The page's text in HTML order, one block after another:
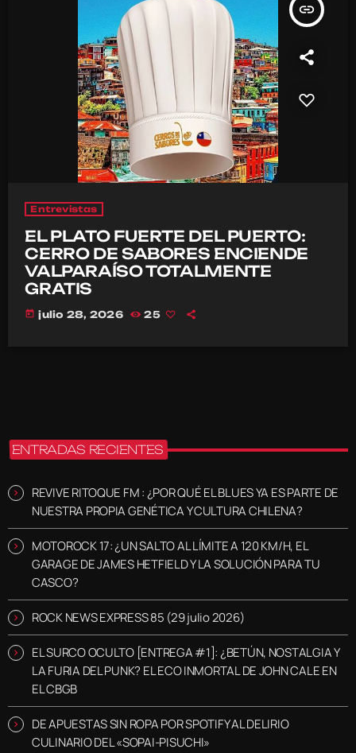
insert_link
Entrevistas
EL PLATO FUERTE DEL PUERTO:
CERRO DE SABORES ENCIENDE
VALPARAÍSO TOTALMENTE
GRATIS
today julio 28, 2026 25
ENTRADAS RECIENTES
REVIVE RITOQUE FM : ¿POR QUÉ EL BLUES YA ES PARTE DE
NUESTRA PROPIA GENÉTICA Y CULTURA CHILENA?
MOTOROCK 17: ¿UN SALTO AL LÍMITE A 120 KM/H, EL
GARAGE DE JAMES HETFIELD Y LA SOLUCIÓN PARA TU
CASCO?
ROCK NEWS EXPRESS 85 (29 julio 2026)
EL SURCO OCULTO [ENTREGA #1]: ¿BETÚN, NOSTALGIA Y
LA FURIA DEL PUNK? EL ECO INMORTAL DE JOHN CALE EN
EL CBGB
DE APUESTAS SIN ROPA POR SPOTIFY AL DELIRIO
CULINARIO DEL «SOPAI-PISUCHI»